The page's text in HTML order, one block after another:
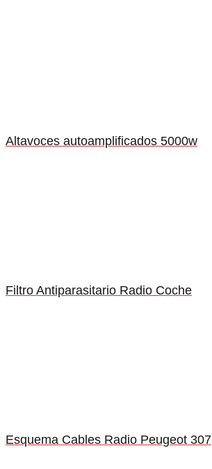
Altavoces autoamplificados 5000w
Filtro Antiparasitario Radio Coche
Esquema Cables Radio Peugeot 307